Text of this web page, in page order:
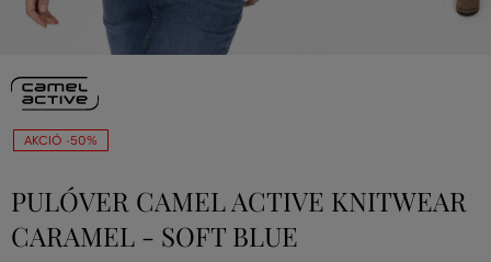
AKCIÓ -50%
PULÓVER CAMEL ACTIVE KNITWEAR
CARAMEL - SOFT BLUE